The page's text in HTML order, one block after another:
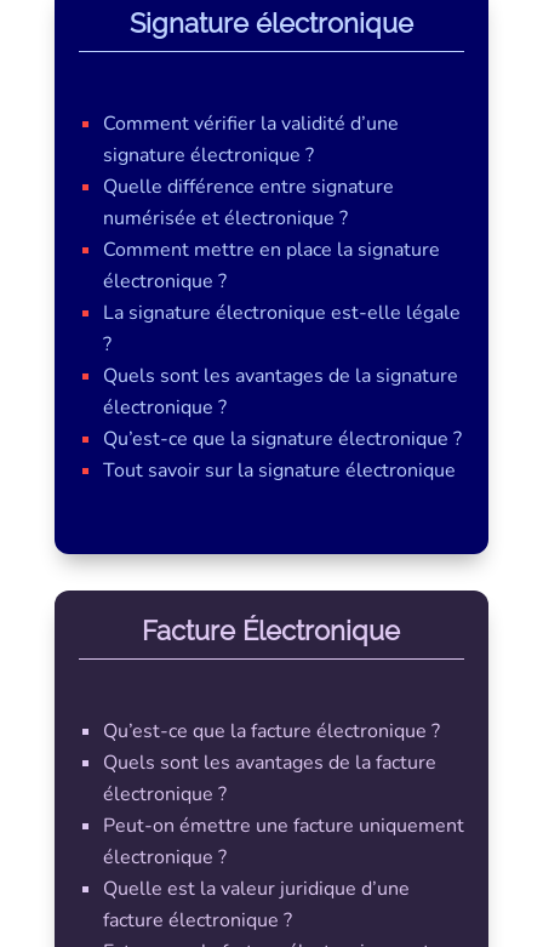
Signature électronique
Comment vérifier la validité d’une
signature électronique ?
Quelle différence entre signature
numérisée et électronique ?
Comment mettre en place la signature
électronique ?
La signature électronique est-elle légale
?
Quels sont les avantages de la signature
électronique ?
Qu’est-ce que la signature électronique ?
Tout savoir sur la signature électronique
Facture Électronique
Qu’est-ce que la facture électronique ?
Quels sont les avantages de la facture
électronique ?
Peut-on émettre une facture uniquement
électronique ?
Quelle est la valeur juridique d’une
facture électronique ?